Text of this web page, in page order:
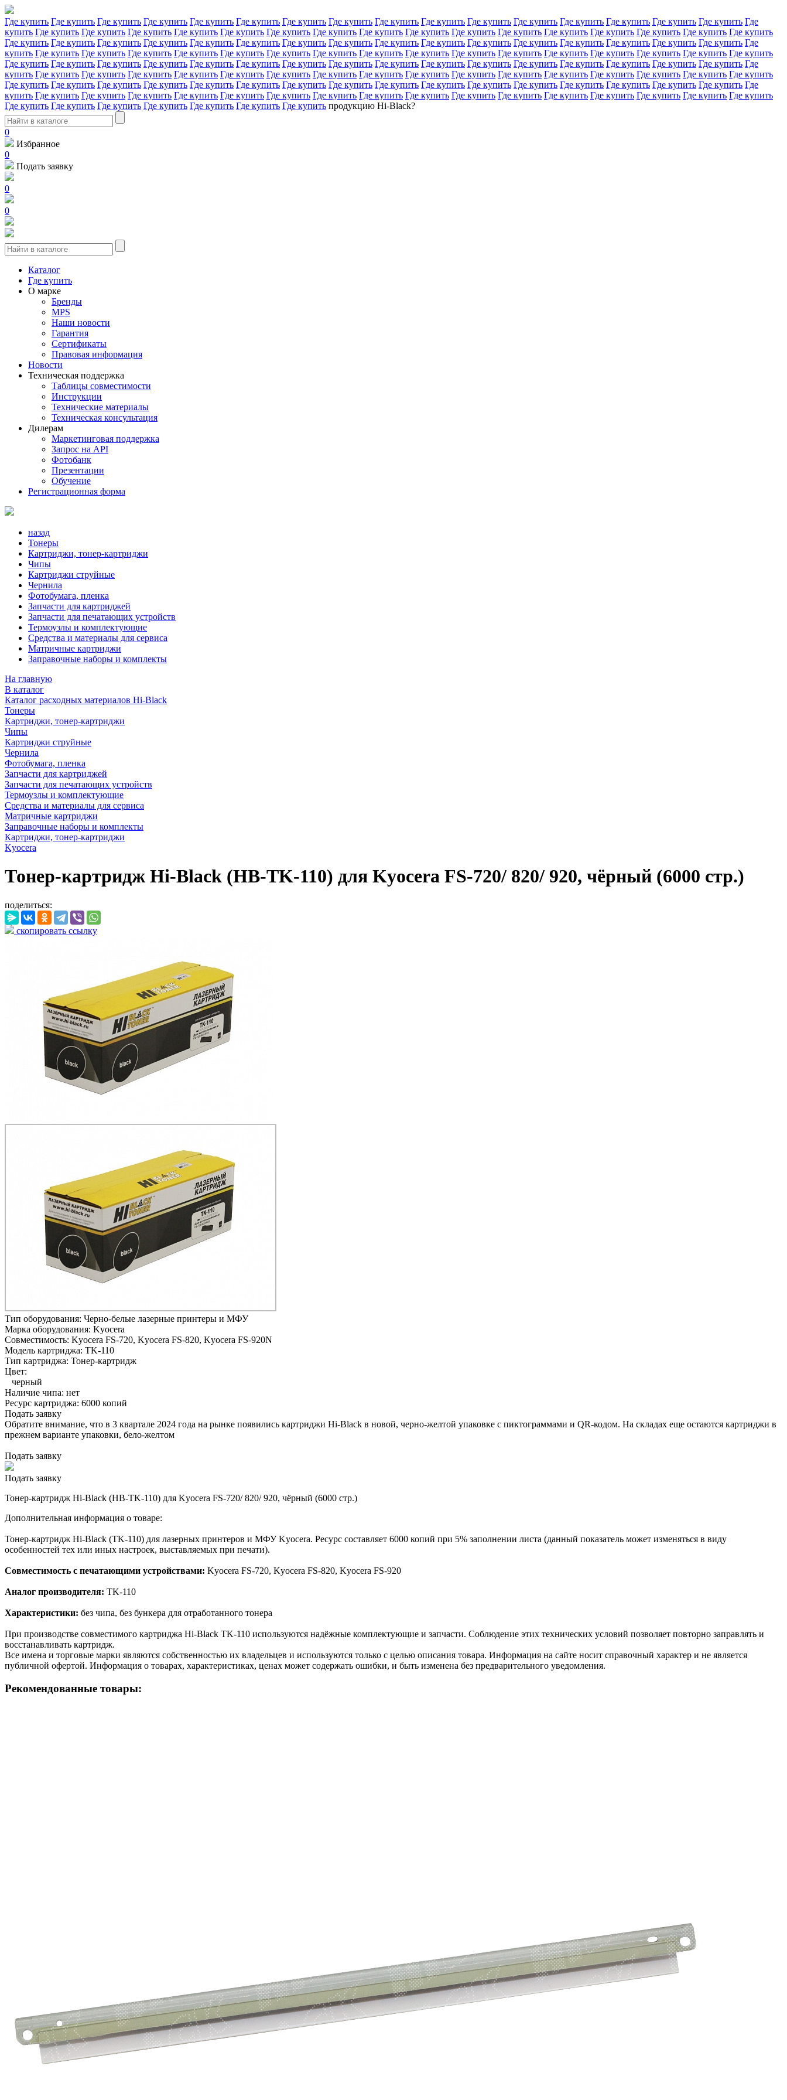
Где купить Где купить Где купить Где купить Где купить Где купить Где купить Где купить Где купить Где купить Где купить Где купить Где купить Где купить Где купить Где купить Где
купить Где купить Где купить Где купить Где купить Где купить Где купить Где купить Где купить Где купить Где купить Где купить Где купить Где купить Где купить Где купить Где купить
Где купить Где купить Где купить Где купить Где купить Где купить Где купить Где купить Где купить Где купить Где купить Где купить Где купить Где купить Где купить Где купить Где
купить Где купить Где купить Где купить Где купить Где купить Где купить Где купить Где купить Где купить Где купить Где купить Где купить Где купить Где купить Где купить Где купить
Где купить Где купить Где купить Где купить Где купить Где купить Где купить Где купить Где купить Где купить Где купить Где купить Где купить Где купить Где купить Где купить Где
купить Где купить Где купить Где купить Где купить Где купить Где купить Где купить Где купить Где купить Где купить Где купить Где купить Где купить Где купить Где купить Где купить
Где купить Где купить Где купить Где купить Где купить Где купить Где купить Где купить Где купить Где купить Где купить Где купить Где купить Где купить Где купить Где купить Где
купить Где купить Где купить Где купить Где купить Где купить Где купить Где купить Где купить Где купить Где купить Где купить Где купить Где купить Где купить Где купить Где купить
Где купить Где купить Где купить Где купить Где купить Где купить Где купить продукцию Hi-Black?
0
Избранное
0
Подать заявку
0
0
Каталог
Где купить
О марке
Бренды
MPS
Наши новости
Гарантия
Сертификаты
Правовая информация
Новости
Техническая поддержка
Таблицы совместимости
Инструкции
Технические материалы
Техническая консультация
Дилерам
Маркетинговая поддержка
Запрос на API
Фотобанк
Презентации
Обучение
Регистрационная форма
назад
Тонеры
Картриджи, тонер-картриджи
Чипы
Картриджи струйные
Чернила
Фотобумага, пленка
Запчасти для картриджей
Запчасти для печатающих устройств
Термоузлы и комплектующие
Средства и материалы для сервиса
Матричные картриджи
Заправочные наборы и комплекты
На главную
В каталог
Каталог расходных материалов Hi-Black
Тонеры
Картриджи, тонер-картриджи
Чипы
Картриджи струйные
Чернила
Фотобумага, пленка
Запчасти для картриджей
Запчасти для печатающих устройств
Термоузлы и комплектующие
Средства и материалы для сервиса
Матричные картриджи
Заправочные наборы и комплекты
Картриджи, тонер-картриджи
Kyocera
Тонер-картридж Hi-Black (HB-TK-110) для Kyocera FS-720/ 820/ 920, чёрный (6000 стр.)
поделиться:
скопировать ссылку
Тип оборудования: Черно-белые лазерные принтеры и МФУ
Марка оборудования: Kyocera
Совместимость: Kyocera FS-720, Kyocera FS-820, Kyocera FS-920N
Модель картриджа: TK-110
Тип картриджа: Тонер-картридж
Цвет:
черный
Наличие чипа: нет
Ресурс картриджа: 6000 копий
Подать заявку
Обратите внимание, что в 3 квартале 2024 года на рынке появились картриджи Hi-Black в новой, черно-желтой упаковке с пиктограммами и QR-кодом. На складах еще остаются картриджи в
прежнем варианте упаковки, бело-желтом
Подать заявку
Подать заявку
Тонер-картридж Hi-Black (HB-TK-110) для Kyocera FS-720/ 820/ 920, чёрный (6000 стр.)
Дополнительная информация о товаре:
Тонер-картридж Hi-Black (TK-110) для лазерных принтеров и МФУ Kyocera. Ресурс составляет 6000 копий при 5% заполнении листа (данный показатель может изменяться в виду
особенностей тех или иных настроек, выставляемых при печати).
Совместимость с печатающими устройствами: Kyocera FS-720, Kyocera FS-820, Kyocera FS-920
Аналог производителя: TK-110
Характеристики: без чипа, без бункера для отработанного тонера
При производстве совместимого картриджа Hi-Black TK-110 используются надёжные комплектующие и запчасти. Соблюдение этих технических условий позволяет повторно заправлять и
восстанавливать картридж.
Все имена и торговые марки являются собственностью их владельцев и используются только с целью описания товара. Информация на сайте носит справочный характер и не является
публичной офертой. Информация о товарах, характеристиках, ценах может содержать ошибки, и быть изменена без предварительного уведомления.
Рекомендованные товары: